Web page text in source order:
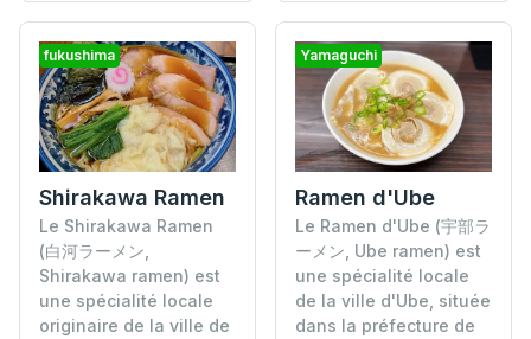
fukushima
Shirakawa Ramen
Le Shirakawa Ramen
(白河ラーメン,
Shirakawa ramen) est
une spécialité locale
originaire de la ville de
Yamaguchi
Ramen d'Ube
Le Ramen d'Ube (宇部ラ
ーメン, Ube ramen) est
une spécialité locale
de la ville d'Ube, située
dans la préfecture de